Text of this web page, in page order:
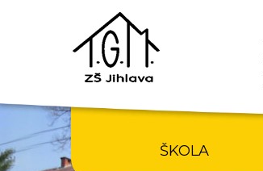
ŠKOLA